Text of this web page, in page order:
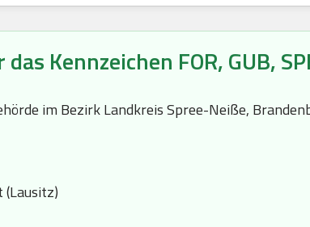
Kennzeichen FOR, GUB,
im Bezirk Landkreis Spree-Neiße,